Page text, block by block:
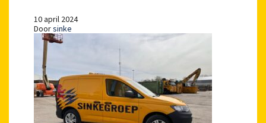
10 april 2024
Doorsinke